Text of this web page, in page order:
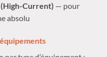
Current) — pour
absolu